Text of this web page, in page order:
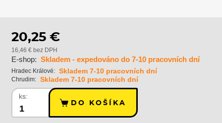
20,25 €
16,46 € bez DPH
E-shop: Skladem - expedováno do 7-10 pracovních dní
Hradec Králové: Skladem 7-10 pracovních dní
Chrudim: Skladem 7-10 pracovních dní
ks:
DO KOŠÍKA